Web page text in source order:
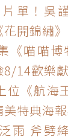
單！吳
開錦繡
喵喵博
8/14歡樂
《航海
特典海
雨 斧劈